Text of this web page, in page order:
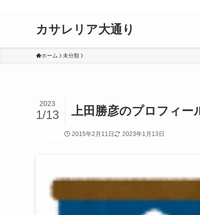
カサレリア大通り
ホーム 未分類
上田勝彦のプロフィー
2023
1/13
2015年2月11日 2023年1月13日